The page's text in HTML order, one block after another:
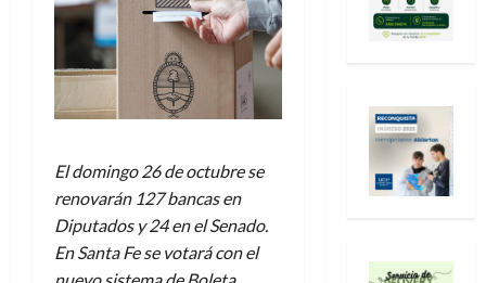
El domingo 26 de octubre se
renovarán 127 bancas en
Diputados y 24 en el Senado.
En Santa Fe se votará con el